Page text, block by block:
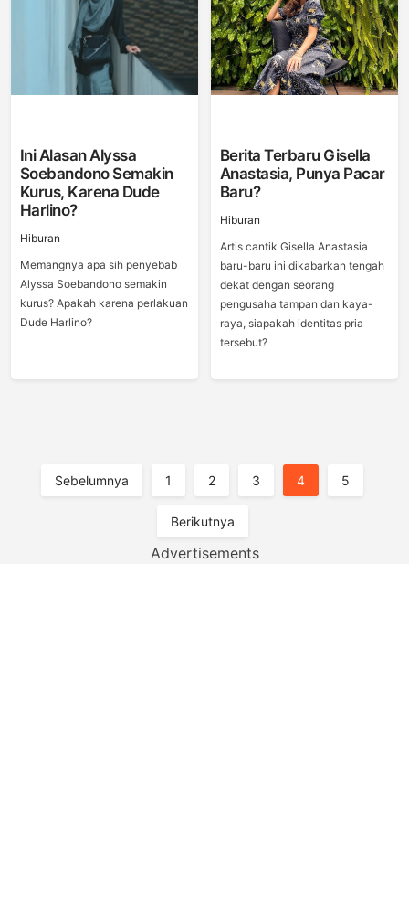
Ini Alasan Alyssa
Soebandono Semakin
Kurus, Karena Dude
Harlino?
Hiburan
Memangnya apa sih penyebab
Alyssa Soebandono semakin
kurus? Apakah karena perlakuan
Dude Harlino?
Berita Terbaru Gisella
Anastasia, Punya Pacar
Baru?
Hiburan
Artis cantik Gisella Anastasia
baru-baru ini dikabarkan tengah
dekat dengan seorang
pengusaha tampan dan kaya-
raya, siapakah identitas pria
tersebut?
Paginasi
Sebelumnya 1 2 3 4 5
Berikutnya
Advertisements